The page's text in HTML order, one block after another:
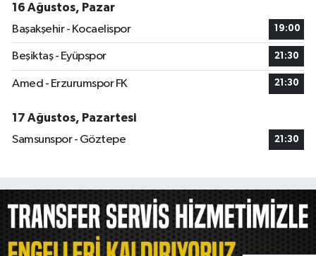
16 Ağustos, Pazar
Başakşehir - Kocaelispor
19:00
Beşiktaş - Eyüpspor 21:30
Amed - Erzurumspor FK 21:30
17 Ağustos, Pazartesi
Samsunspor - Göztepe
21:30